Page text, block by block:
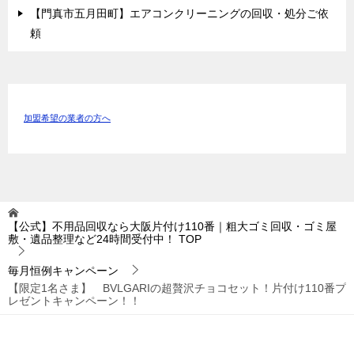
【門真市五月田町】エアコンクリーニングの回収・処分ご依
頼
加盟希望の業者の方へ
【公式】不用品回収なら大阪片付け110番｜粗大ゴミ回収・ゴミ屋
敷・遺品整理など24時間受付中！
TOP
毎月恒例キャンペーン
【限定1名さま】 BVLGARIの超贅沢チョコセット！片付け110番プ
レゼントキャンペーン！！